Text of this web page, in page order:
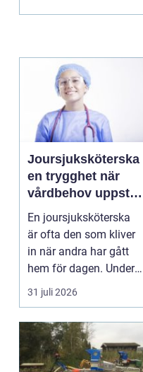
Joursjuksköterska
en trygghet när
vårdbehov uppstår
dygnet runt
En joursjuksköterska
är ofta den som kliver
in när andra har gått
hem för dagen. Under
sena kvällar,...
31 juli 2026